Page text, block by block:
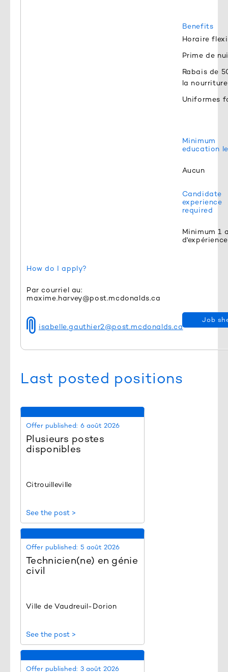
Benefits
Horaire
Prime de
Rabais de
la nourriture
Uniformes
Minimum
education
Aucun
Candidate
experience
required
Minimum 1
d'expérience
How do I apply?
Par courriel au:
maxime.harvey@post.mcdonalds.ca
isabelle.gauthier2@post.mcdonalds.ca
Job
Last posted positions
Offer published: 6 août 2026
Plusieurs postes
disponibles
Citrouilleville
See the post >
Offer published: 5 août 2026
Technicien(ne) en génie
civil
Ville de Vaudreuil-Dorion
See the post >
Offer published: 3 août 2026